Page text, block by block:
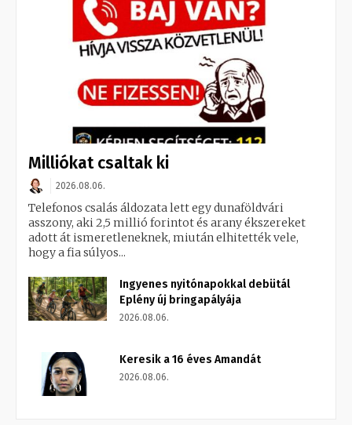
Milliókat csaltak ki
2026.08.06.
Telefonos csalás áldozata lett egy dunaföldvári
asszony, aki 2,5 millió forintot és arany ékszereket
adott át ismeretleneknek, miután elhitették vele,
hogy a fia súlyos...
Ingyenes nyitónapokkal debütál
Eplény új bringapályája
2026.08.06.
Keresik a 16 éves Amandát
2026.08.06.